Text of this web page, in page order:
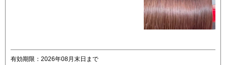
有効期限：2026年08月末日まで